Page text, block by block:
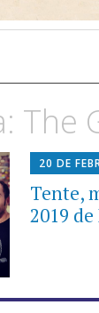
The
20 DE
Tente,
2019